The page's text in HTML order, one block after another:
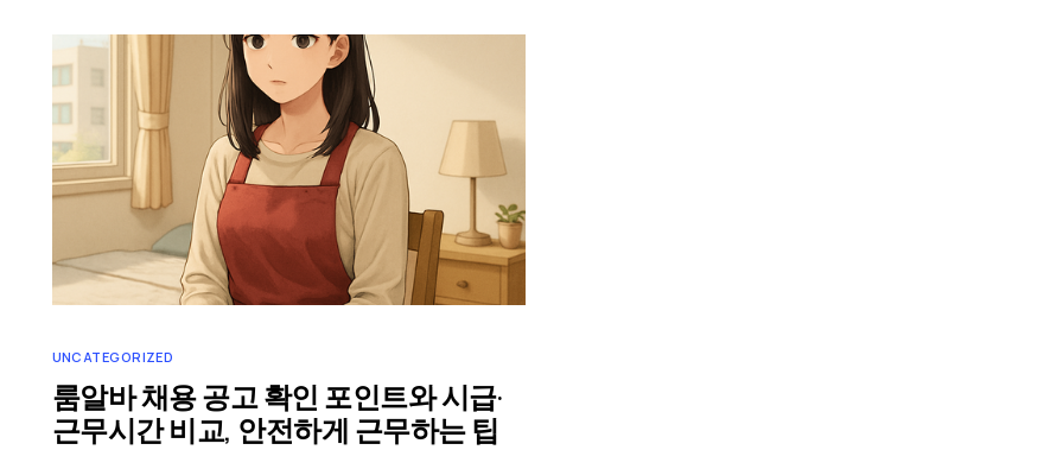
UNCATEGORIZED
룸알바 채용 공고 확인 포인트와 시급·
근무시간 비교, 안전하게 근무하는 팁